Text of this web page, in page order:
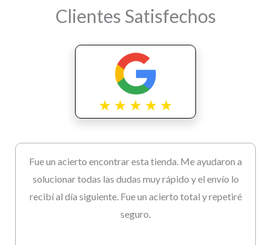
Clientes Satisfechos
Fue un acierto encontrar esta tienda. Me ayudaron a
solucionar todas las dudas muy rápido y el envío lo
recibí al día siguiente. Fue un acierto total y repetiré
seguro.